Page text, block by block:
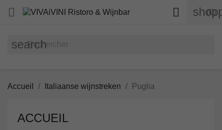
 (0)

search
Accueil Italiaanse wijnstreken Puglia
ACCUEIL